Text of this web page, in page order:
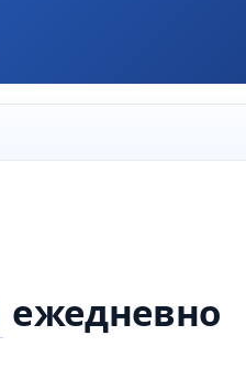
ежедневно